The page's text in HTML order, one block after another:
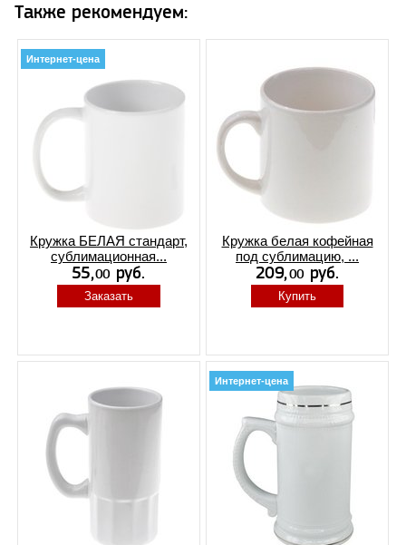
Также рекомендуем:
Интернет-цена
Кружка БЕЛАЯ стандарт,
сублимационная...
Заказать
Кружка белая кофейная
под сублимацию, ...
Купить
Интернет-цена